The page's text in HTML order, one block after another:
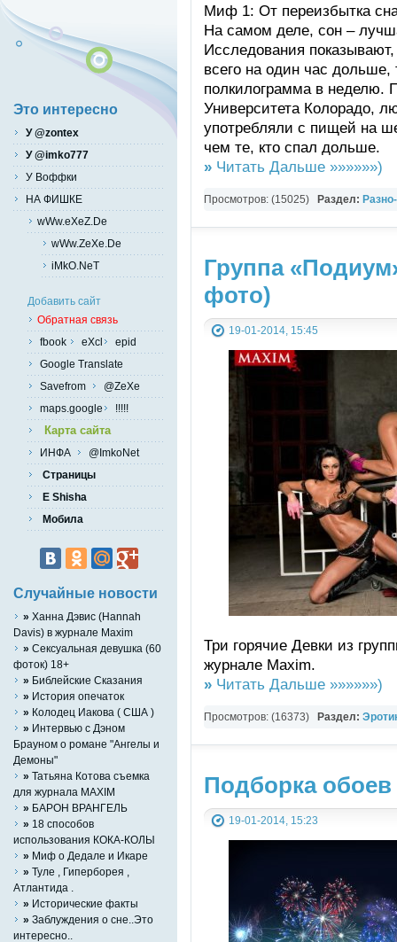
Миф 1: От переизбытка
На самом деле, сон –
Исследования
всего на один час дольше,
полкилограмма в неделю.
Университета Колорадо,
употребляли с пищей на
чем те, кто спал дольше.
» Читать Дальше »»»»»»)
Просмотров: (15025) Раздел:
Группа
фото)
19-01-2014, 15:45
Три горячие Девки из
журнале Maxim.
» Читать Дальше »»»»»»)
Просмотров: (16373) Раздел:
Подборка
19-01-2014, 15:23
Это интересно
У @zontex
У @imko777
У Воффки
НА ФИШКЕ
wWw.eXeZ.De
wWw.ZeXe.De
iMkO.NeT
Добавить сайт
Обратная связь
fbook
eXcl
epid
Google Translate
Savefrom
@ZeXe
maps.google
!!!!!
Карта сайта
ИНФА
@ImkoNet
Страницы
E Shisha
Мобила
Случайные новости
» Ханна Дэвис (Hannah
Davis) в журнале Maxim
» Сексуальная девушка (60
фоток) 18+
» Библейские Сказания
» История опечаток
» Колодец Иакова ( США )
» Интервью с Дэном
Брауном о романе "Ангелы и
Демоны"
» Татьяна Котова съемка
для журнала MAXIM
» БАРОН ВРАНГЕЛЬ
» 18 способов
использования КОКА-КОЛЫ
» Миф о Дедале и Икаре
» Туле , Гиперборея ,
Атлантида .
» Исторические факты
» Заблуждения о сне..Это
интересно..